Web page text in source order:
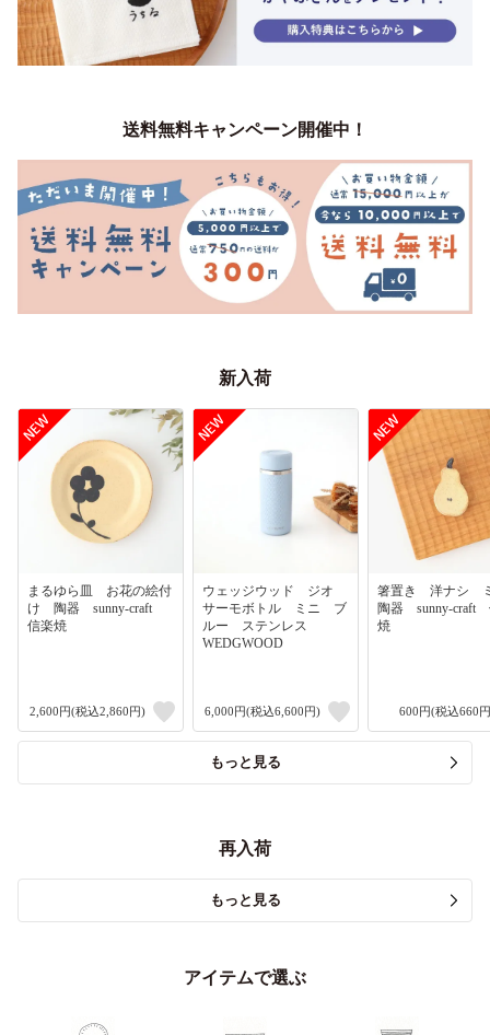
送料無料キャンペーン開催中！
新入荷
まるゆら皿 お花の絵付
け 陶器 sunny-craft
信楽焼
2,600円(税込2,860円)
ウェッジウッド ジオ
サーモボトル ミニ ブ
ルー ステンレス
WEDGWOOD
6,000円(税込6,600円)
箸置き 洋ナシ
陶器 sunny-craft
焼
600円(税込660
もっと見る
再入荷
もっと見る
アイテムで選ぶ